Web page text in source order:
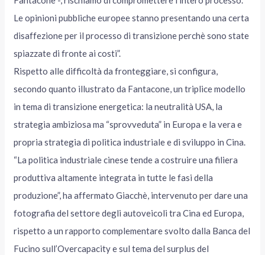
Le opinioni pubbliche europee stanno presentando una certa
disaffezione per il processo di transizione perchè sono state
spiazzate di fronte ai costi”.
Rispetto alle difficoltà da fronteggiare, si configura,
secondo quanto illustrato da Fantacone, un triplice modello
in tema di transizione energetica: la neutralità USA, la
strategia ambiziosa ma “sprovveduta” in Europa e la vera e
propria strategia di politica industriale e di sviluppo in Cina.
“La politica industriale cinese tende a costruire una filiera
produttiva altamente integrata in tutte le fasi della
produzione”, ha affermato Giacchè, intervenuto per dare una
fotografia del settore degli autoveicoli tra Cina ed Europa,
rispetto a un rapporto complementare svolto dalla Banca del
Fucino sull’Overcapacity e sul tema del surplus del